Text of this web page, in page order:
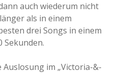
auch wiederum nicht
als in einem
drei Songs in einem
Sekunden.
Auslosung im „Victoria-&-